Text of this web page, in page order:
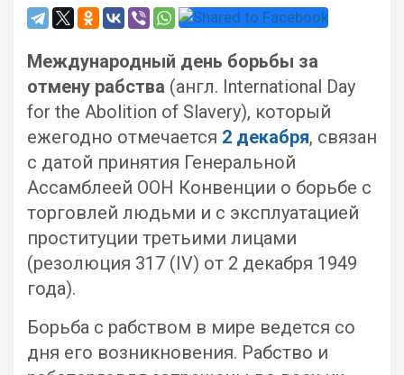
Международный день борьбы за
отмену рабства (англ. International Day
for the Abolition of Slavery), который
ежегодно отмечается 2 декабря, связан
с датой принятия Генеральной
Ассамблеей ООН Конвенции о борьбе с
торговлей людьми и с эксплуатацией
проституции третьими лицами
(резолюция 317 (IV) от 2 декабря 1949
года).
Борьба с рабством в мире ведется со
дня его возникновения. Рабство и